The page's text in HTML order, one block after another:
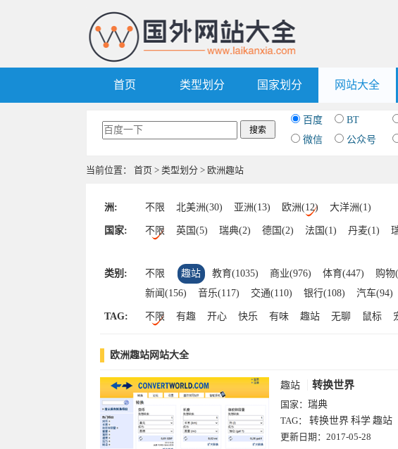
首页 类型划分 国家划分 网站大全
百度 BT
微信
公众号
当前位置： 首页 > 类型划分 > 欧洲趣站
洲: 不限 北美洲(30) 亚洲(13) 欧洲(12) 大洋洲(1)
国家: 不限 英国(5) 瑞典(2) 德国(2) 法国(1) 丹麦(1)
类别: 不限 趣站 教育(1035) 商业(976) 体育(447) 购物
新闻(156)
音乐(117) 交通(110) 银行(108) 汽车(94)
中文(46)
杂志(43) 美食(42) 军事(41) 摄影(40)
图片(14)
TAG: 不限 有趣 开心 快乐 有味 趣站 无聊 鼠标
米
笑话
欧洲趣站网站大全
趣站 转换世界
国家： 瑞典
TAG： 转换世界 科学 趣站
更新日期： 2017-05-28